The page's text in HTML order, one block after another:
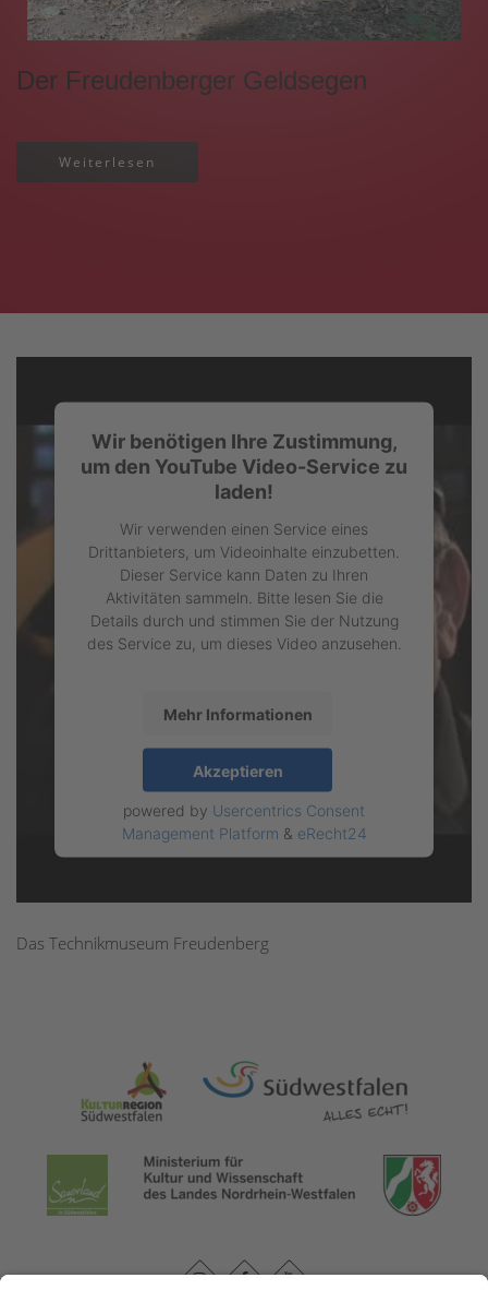
Der Freudenberger Geldsegen
Weiterlesen
Wir benötigen Ihre Zustimmung,
um den YouTube Video-Service zu
laden!
Wir verwenden einen Service eines
Drittanbieters, um Videoinhalte einzubetten.
Dieser Service kann Daten zu Ihren
Aktivitäten sammeln. Bitte lesen Sie die
Details durch und stimmen Sie der Nutzung
des Service zu, um dieses Video anzusehen.
Mehr Informationen
Akzeptieren
powered by Usercentrics Consent
Management Platform & eRecht24
Das Technikmuseum Freudenberg